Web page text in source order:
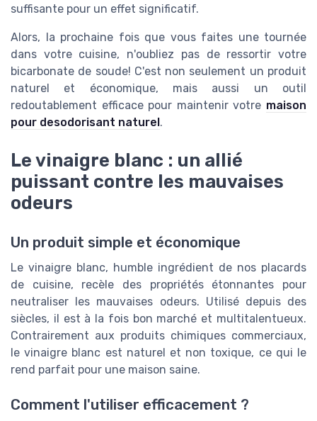
suffisante pour un effet significatif.
Alors, la prochaine fois que vous faites une tournée
dans votre cuisine, n'oubliez pas de ressortir votre
bicarbonate de soude! C'est non seulement un produit
naturel et économique, mais aussi un outil
redoutablement efficace pour maintenir votre maison
pour desodorisant naturel.
Le vinaigre blanc : un allié
puissant contre les mauvaises
odeurs
Un produit simple et économique
Le vinaigre blanc, humble ingrédient de nos placards
de cuisine, recèle des propriétés étonnantes pour
neutraliser les mauvaises odeurs. Utilisé depuis des
siècles, il est à la fois bon marché et multitalentueux.
Contrairement aux produits chimiques commerciaux,
le vinaigre blanc est naturel et non toxique, ce qui le
rend parfait pour une maison saine.
Comment l'utiliser efficacement ?